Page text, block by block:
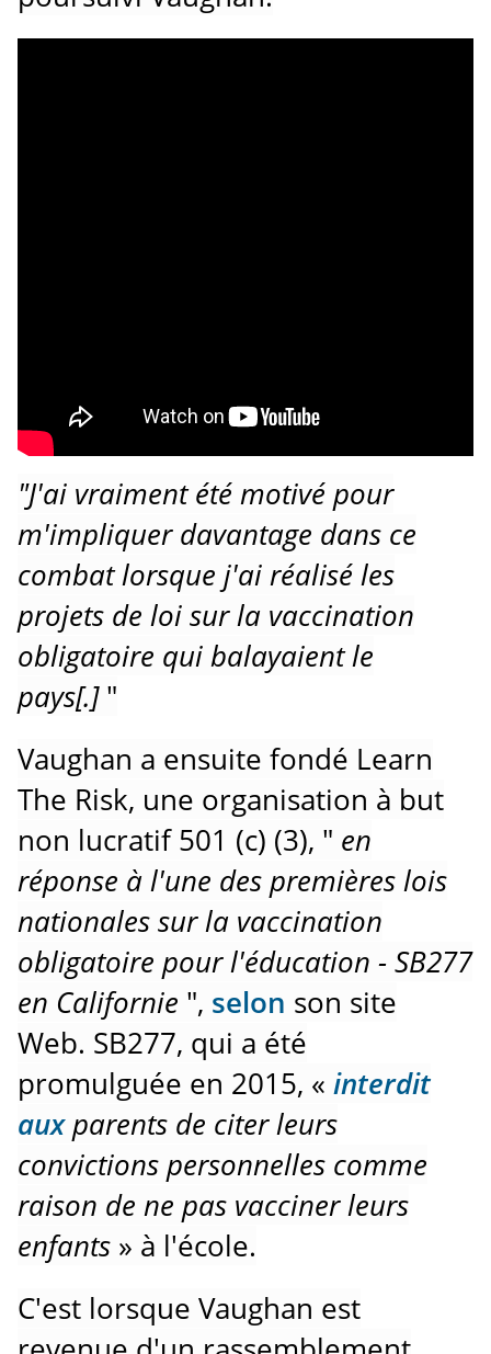
"J'ai vraiment été motivé pour
m'impliquer davantage dans ce
combat lorsque j'ai réalisé les
projets de loi sur la vaccination
obligatoire qui balayaient le
pays[.]"
Vaughan a ensuite fondé Learn
The Risk, une organisation à but
non lucratif 501 (c) (3), " en
réponse à l'une des premières lois
nationales sur la vaccination
obligatoire pour l'éducation - SB277
en Californie ", selon son site
Web. SB277, qui a été
promulguée en 2015, « interdit
auxparents de citer leurs
convictions personnelles comme
raison de ne pas vacciner leurs
enfants » à l'école.
C'est lorsque Vaughan est